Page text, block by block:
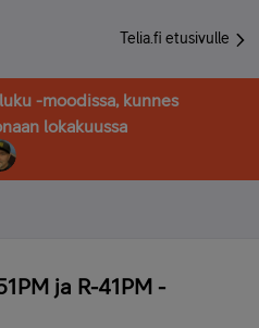
Telia.fi etusivulle
-moodissa, kunnes
lokakuussa
ja R-41PM -